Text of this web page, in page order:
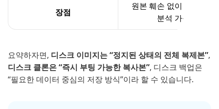
장점
원본 훼손 없이 안전하게
분석 가능
요약하자면, 디스크 이미지는 “정지된 상태의 전체 복제본”,
디스크 클론은 “즉시 부팅 가능한 복사본”, 디스크 백업은
“필요한 데이터 중심의 저장 방식”이라 할 수 있습니다.